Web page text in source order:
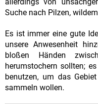
Suche nach Pilzen,
Es ist immer eine gute
unsere Anwesenheit
bloßen Händen
herumstochern sollten;
benutzen, um das
sammeln wollen.